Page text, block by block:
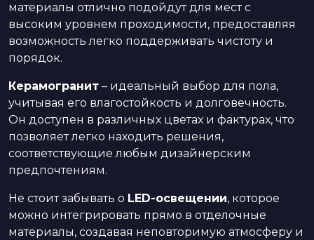
материалы отлично подойдут для мест с
высоким уровнем проходимости, предоставляя
возможность легко поддерживать чистоту и
порядок.
Керамогранит – идеальный выбор для пола,
учитывая его влагостойкость и долговечность.
Он доступен в различных цветах и фактурах, что
позволяет легко находить решения,
соответствующие любым дизайнерским
предпочтениям.
Не стоит забывать о LED-освещении, которое
можно интегрировать прямо в отделочные
материалы, создавая неповторимую атмосферу и